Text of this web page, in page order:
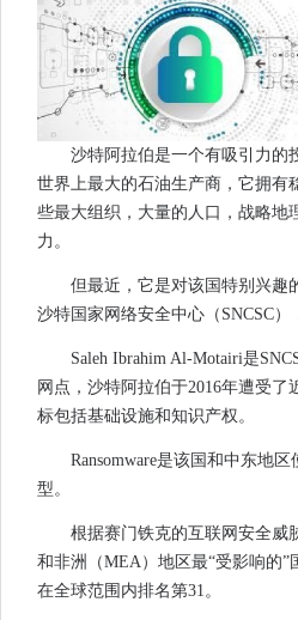
沙特阿拉伯是一个有吸引力的
世界上最大的石油生产商，它拥有
些最大组织，大量的人口，战略地
力。
但最近，它是对该国特别兴趣
沙特国家网络安全中心（SNCSC）
Saleh Ibrahim Al-Motairi是
网点，沙特阿拉伯于2016年遭受了
标包括基础设施和知识产权。
Ransomware是该国和中东地
型。
根据赛门铁克的互联网安全威
和非洲（MEA）地区最“受影响的
在全球范围内排名第31。